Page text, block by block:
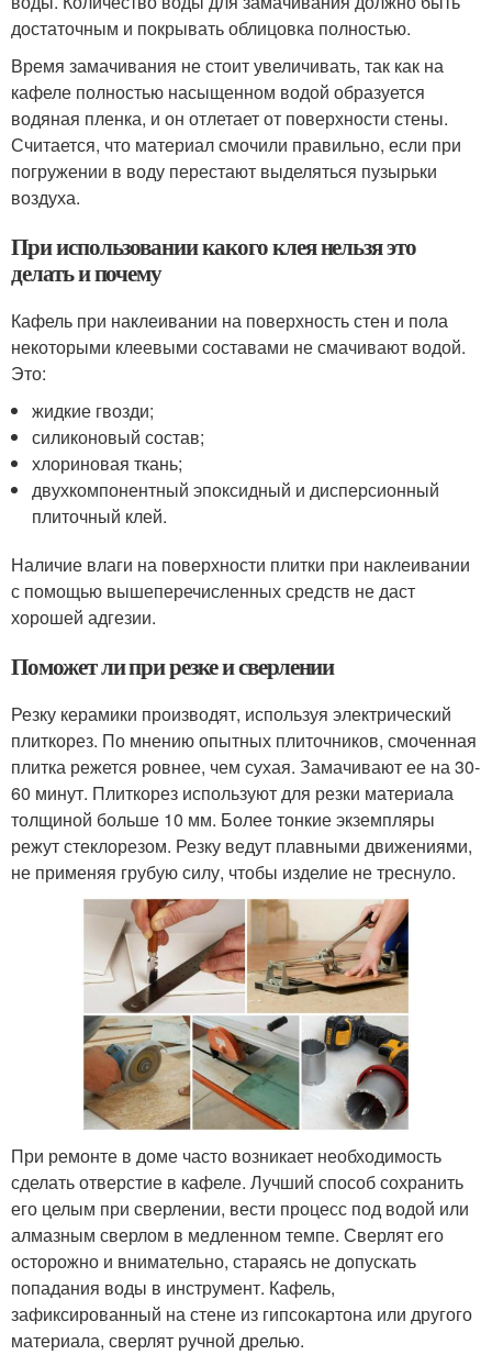
достаточным и покрывать облицовка полностью.
Время замачивания не стоит увеличивать, так как на
кафеле полностью насыщенном водой образуется
водяная пленка, и он отлетает от поверхности стены.
Считается, что материал смочили правильно, если при
погружении в воду перестают выделяться пузырьки
воздуха.
При использовании какого клея нельзя это
делать и почему
Кафель при наклеивании на поверхность стен и пола
некоторыми клеевыми составами не смачивают водой.
Это:
жидкие гвозди;
силиконовый состав;
хлориновая ткань;
двухкомпонентный эпоксидный и дисперсионный
плиточный клей.
Наличие влаги на поверхности плитки при наклеивании
с помощью вышеперечисленных средств не даст
хорошей адгезии.
Поможет ли при резке и сверлении
Резку керамики производят, используя электрический
плиткорез. По мнению опытных плиточников, смоченная
плитка режется ровнее, чем сухая. Замачивают ее на 30-
60 минут. Плиткорез используют для резки материала
толщиной больше 10 мм. Более тонкие экземпляры
режут стеклорезом. Резку ведут плавными движениями,
не применяя грубую силу, чтобы изделие не треснуло.
При ремонте в доме часто возникает необходимость
сделать отверстие в кафеле. Лучший способ сохранить
его целым при сверлении, вести процесс под водой или
алмазным сверлом в медленном темпе. Сверлят его
осторожно и внимательно, стараясь не допускать
попадания воды в инструмент. Кафель,
зафиксированный на стене из гипсокартона или другого
материала, сверлят ручной дрелью.